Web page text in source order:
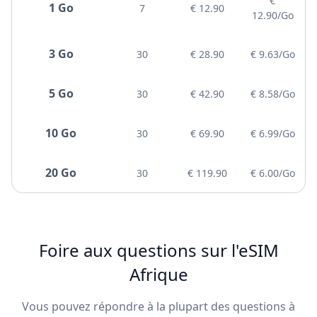
1 Go 7 € 12.90
12.90/Go
3 Go 30 € 28.90 € 9.63/Go
5 Go 30 € 42.90 € 8.58/Go
10 Go 30 € 69.90 € 6.99/Go
20 Go 30 € 119.90 € 6.00/Go
Foire aux questions sur l'eSIM
Afrique
Vous pouvez répondre à la plupart des questions à